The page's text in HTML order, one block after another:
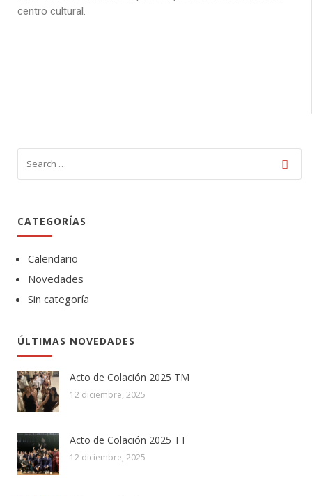
centro cultural.
CATEGORÍAS
Calendario
Novedades
Sin categoría
ÚLTIMAS NOVEDADES
Acto de Colación 2025 TM
12 diciembre, 2025
Acto de Colación 2025 TT
12 diciembre, 2025